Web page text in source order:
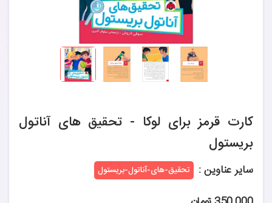
کارت قرمز برای لوکا - تحقیق های آناتول
بریستول
سایر عناوین : تحقیق-های-آناتول-بریستول